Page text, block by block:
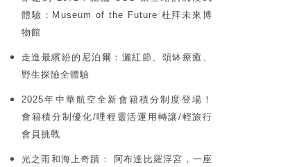
體驗：Museum of the Future 杜拜未來博
物館
走進最繽紛的尼泊爾：灑紅節、頌缽療癒、
野生探險全體驗
2025年中華航空全新會籍積分制度登場！
會籍積分制優化/哩程靈活運用轉讓/輕旅行
會員挑戰
光之雨和海上奇蹟： 阿布達比羅浮宮，一座